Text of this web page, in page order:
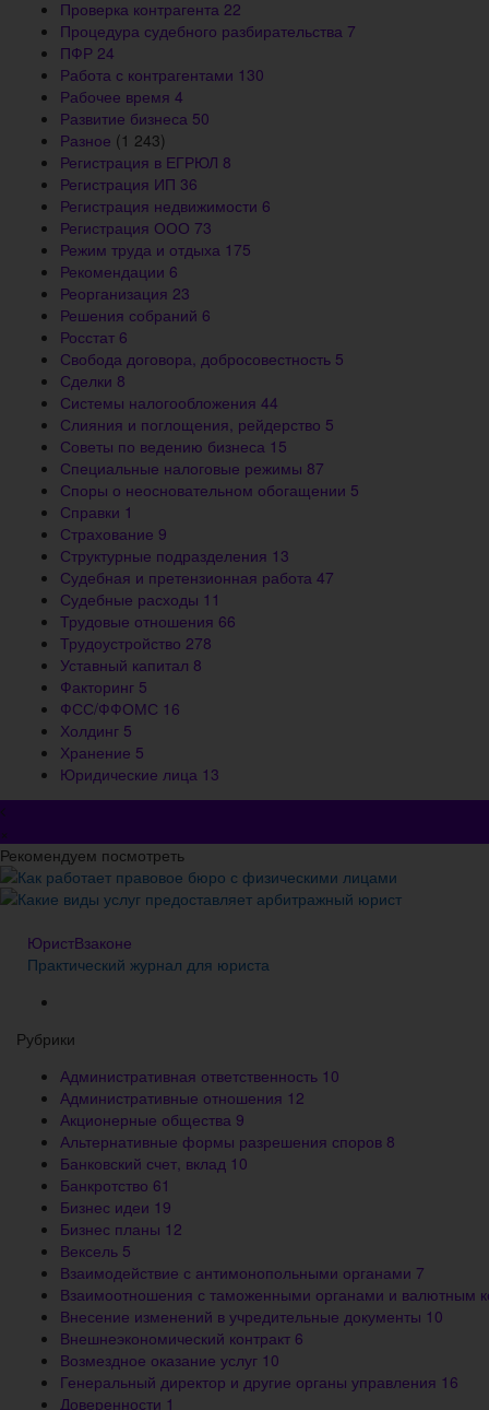
Проверка контрагента 22
Процедура судебного разбирательства 7
ПФР 24
Работа с контрагентами 130
Рабочее время 4
Развитие бизнеса 50
Разное (1 243)
Регистрация в ЕГРЮЛ 8
Регистрация ИП 36
Регистрация недвижимости 6
Регистрация ООО 73
Режим труда и отдыха 175
Рекомендации 6
Реорганизация 23
Решения собраний 6
Росстат 6
Свобода договора, добросовестность 5
Сделки 8
Системы налогообложения 44
Слияния и поглощения, рейдерство 5
Советы по ведению бизнеса 15
Специальные налоговые режимы 87
Споры о неосновательном обогащении 5
Справки 1
Страхование 9
Структурные подразделения 13
Судебная и претензионная работа 47
Судебные расходы 11
Трудовые отношения 66
Трудоустройство 278
Уставный капитал 8
Факторинг 5
ФСС/ФФОМС 16
Холдинг 5
Хранение 5
Юридические лица 13
×
Рекомендуем посмотреть
Как работает правовое бюро с физическими лицами
Какие виды услуг предоставляет арбитражный юрист
ЮристВзаконе
Практический журнал для юриста
Рубрики
Административная ответственность 10
Административные отношения 12
Акционерные общества 9
Альтернативные формы разрешения споров 8
Банковский счет, вклад 10
Банкротство 61
Бизнес идеи 19
Бизнес планы 12
Вексель 5
Взаимодействие с антимонопольными органами 7
Взаимоотношения с таможенными органами и валютным
Внесение изменений в учредительные документы 10
Внешнеэкономический контракт 6
Возмездное оказание услуг 10
Генеральный директор и другие органы управления 16
Доверенности 1